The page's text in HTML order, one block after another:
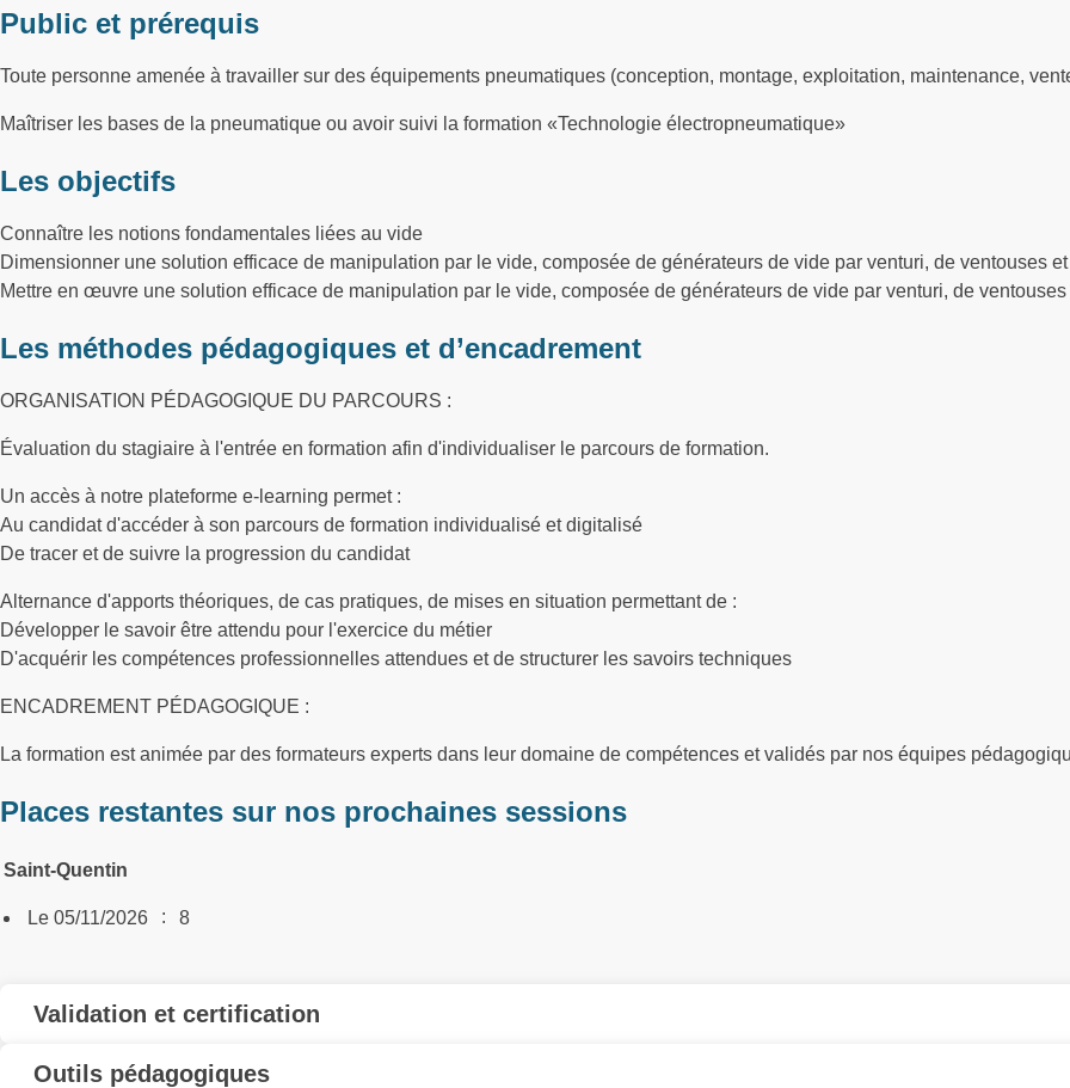
Public et prérequis
Toute personne amenée à travailler sur des équipements pneumatiques (conception, montage, exploitation, maintenance,
Maîtriser les bases de la pneumatique ou avoir suivi la formation «Technologie électropneumatique»
Les objectifs
Connaître les notions fondamentales liées au vide
Dimensionner une solution efficace de manipulation par le vide, composée de générateurs de vide par venturi, de ventouses
Mettre en œuvre une solution efficace de manipulation par le vide, composée de générateurs de vide par venturi, de
Les méthodes pédagogiques et d’encadrement
ORGANISATION PÉDAGOGIQUE DU PARCOURS :
Évaluation du stagiaire à l'entrée en formation afin d'individualiser le parcours de formation.
Un accès à notre plateforme e-learning permet :
Au candidat d'accéder à son parcours de formation individualisé et digitalisé
De tracer et de suivre la progression du candidat
Alternance d'apports théoriques, de cas pratiques, de mises en situation permettant de :
Développer le savoir être attendu pour l'exercice du métier
D'acquérir les compétences professionnelles attendues et de structurer les savoirs techniques
ENCADREMENT PÉDAGOGIQUE :
La formation est animée par des formateurs experts dans leur domaine de compétences et validés par nos équipes
Places restantes sur nos prochaines sessions
Saint-Quentin
Le 05/11/2026 : 8
Validation et certification
Outils pédagogiques